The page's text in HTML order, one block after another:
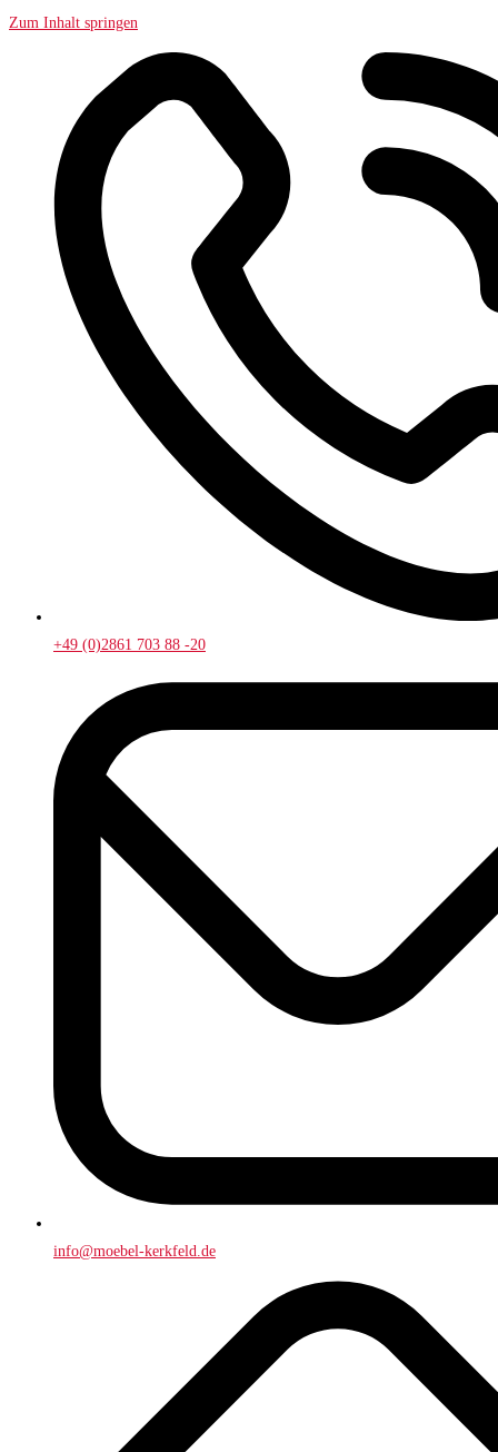
Zum Inhalt springen
+49 (0)2861 703 88 -20
info@moebel-kerkfeld.de